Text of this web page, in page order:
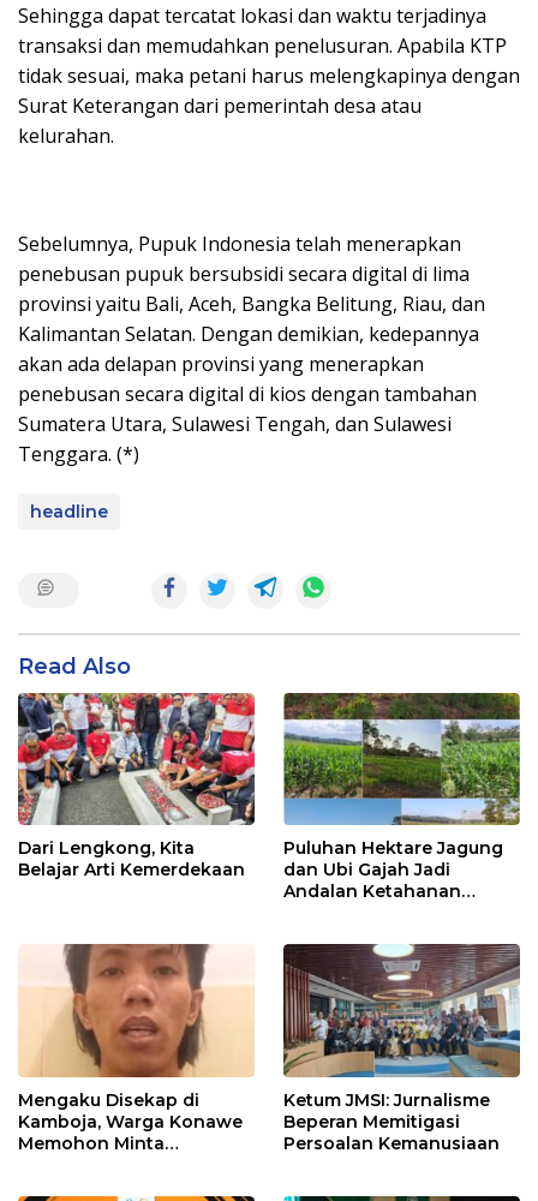
Sehingga dapat tercatat lokasi dan waktu terjadinya
transaksi dan memudahkan penelusuran. Apabila KTP
tidak sesuai, maka petani harus melengkapinya dengan
Surat Keterangan dari pemerintah desa atau
kelurahan.
Sebelumnya, Pupuk Indonesia telah menerapkan
penebusan pupuk bersubsidi secara digital di lima
provinsi yaitu Bali, Aceh, Bangka Belitung, Riau, dan
Kalimantan Selatan. Dengan demikian, kedepannya
akan ada delapan provinsi yang menerapkan
penebusan secara digital di kios dengan tambahan
Sumatera Utara, Sulawesi Tengah, dan Sulawesi
Tenggara. (*)
headline
Read Also
Dari Lengkong, Kita
Belajar Arti Kemerdekaan
Puluhan Hektare Jagung
dan Ubi Gajah Jadi
Andalan Ketahanan
Mengaku Disekap di
Kamboja, Warga Konawe
Memohon Minta
Ketum JMSI: Jurnalisme
Beperan Memitigasi
Persoalan Kemanusiaan